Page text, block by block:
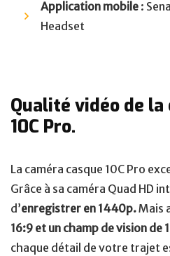
Application mobile :
Headset
Qualité vidéo de la
10C Pro.
La caméra casque 10C Pro
Grâce à sa caméra Quad HD
d’enregistrer en 1440p.Mais
16:9 et un champ de vision de
chaque détail de votre trajet